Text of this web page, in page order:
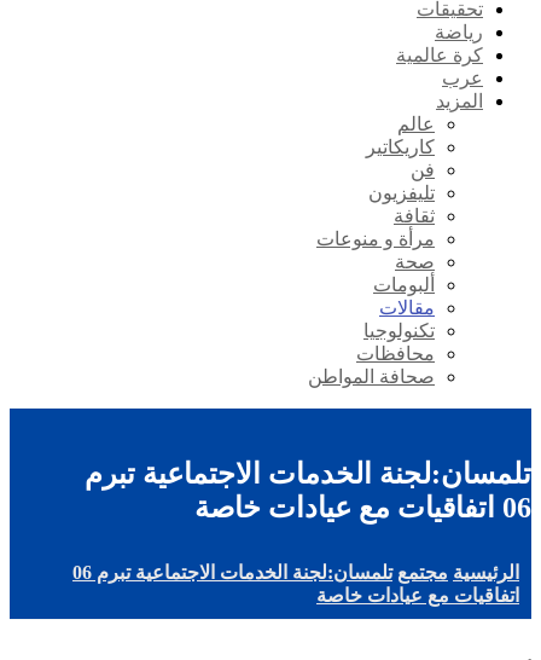
تحقيقات
رياضة
كرة عالمية
عرب
المزيد
عالم
كاريكاتير
فن
تليفزيون
ثقافة
مرأة و منوعات
صحة
ألبومات
مقالات
تكنولوجيا
محافظات
صحافة المواطن
تلمسان:لجنة الخدمات الاجتماعية تبرم
06 اتفاقيات مع عيادات خاصة
الرئيسية مجتمع
تلمسان:لجنة الخدمات الاجتماعية تبرم 06
اتفاقيات مع عيادات خاصة